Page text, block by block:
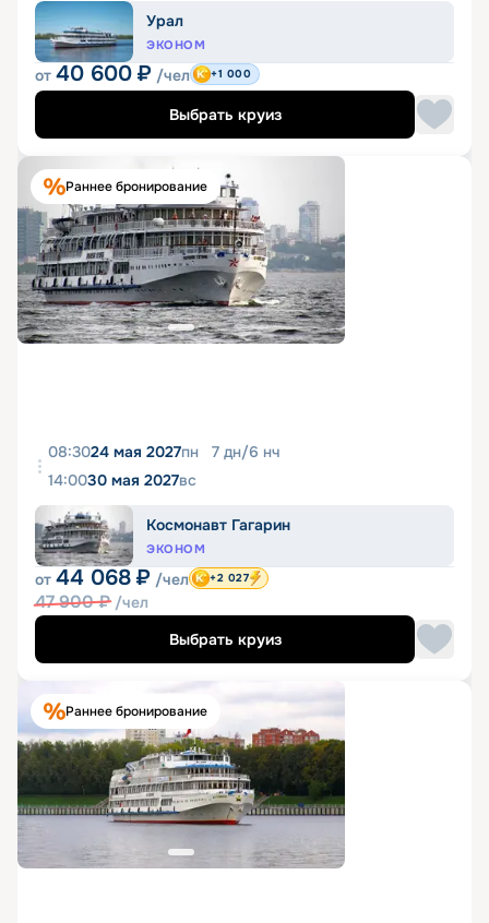
Урал
ЭКОНОМ
от 40 600 ₽ /чел +1 000
Выбрать круиз
Раннее бронирование
08:3024 мая 2027пн 7 дн/6 нч
14:0030 мая 2027вс
Космонавт Гагарин
ЭКОНОМ
от 44 068 ₽ /чел
47 900₽ /чел
+2 027
Выбрать круиз
Раннее бронирование